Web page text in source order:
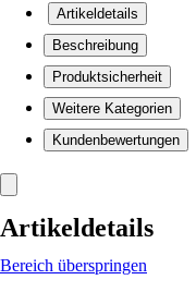
Artikeldetails
Beschreibung
Produktsicherheit
Weitere Kategorien
Kundenbewertungen
Artikeldetails
Bereich überspringen